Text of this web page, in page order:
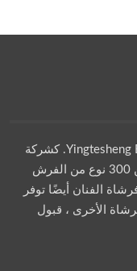
كشركة
مصنعة لفرشاة الطلاء في الصين مع أكثر من 300 نوع من الفرش
الفنان أيضًا توفر
الأخرى ، قبول